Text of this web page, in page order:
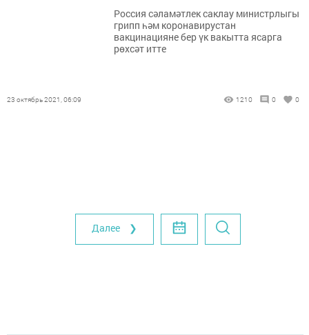
Россия сәламәтлек саклау министрлыгы
грипп һәм коронавирустан
вакцинацияне бер үк вакытта ясарга
рөхсәт итте
23 октябрь 2021, 06:09 1210 0 0
Далее ❯